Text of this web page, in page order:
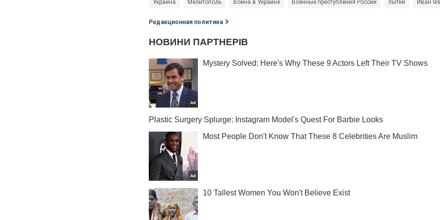
Украина Мелитополь Война в Украине Военные преступления России пытки Иван
Редакционная политика